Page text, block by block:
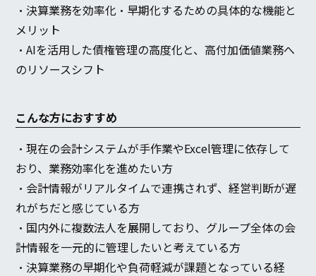
・決算業務を効率化・早期化するための具体的な機能と
メリット
・AIを活用した債権管理の高度化と、高付加価値業務へ
のリソースシフト
こんな方におすすめ
・現在の会計システムが手作業やExcel管理に依存して
おり、業務効率化を進めたい方
・会計情報がリアルタイムで連携されず、経営判断が遅
れがちだと感じている方
・国内外に複数法人を展開しており、グループ全体の会
計情報を一元的に管理したいと考えている方
・決算業務の早期化や負荷軽減が課題となっている経